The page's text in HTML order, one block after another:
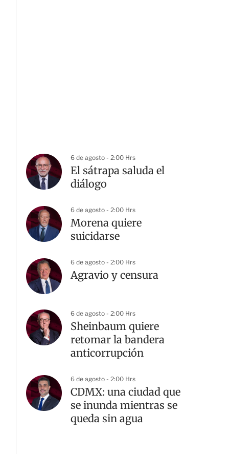
6 de agosto - 2:00 Hrs
El sátrapa saluda el
diálogo
6 de agosto - 2:00 Hrs
Morena quiere
suicidarse
6 de agosto - 2:00 Hrs
Agravio y censura
6 de agosto - 2:00 Hrs
Sheinbaum quiere
retomar la bandera
anticorrupción
6 de agosto - 2:00 Hrs
CDMX: una ciudad que
se inunda mientras se
queda sin agua